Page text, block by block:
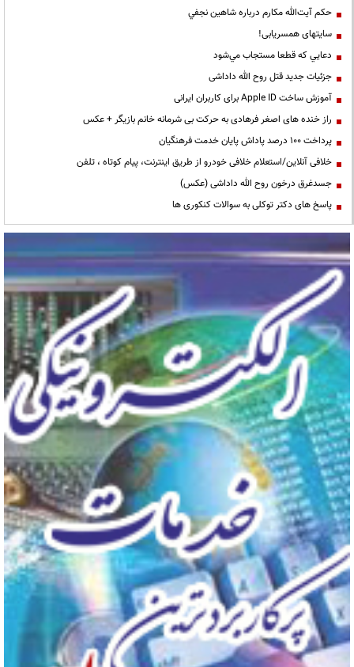
حكم آيت‌الله مكارم درباره شاهين نجفي
سایتهای همسریابی!
دعايي كه قطعا مستجاب مي‌شود
جزئیات جدید قتل روح الله داداشی
آموزش ساخت Apple ID برای کاربران ایرانی
راز خنده های اصغر فرهادی به حرکت بی شرمانه خانم بازیگر + عکس
پرداخت ۱۰۰ درصد پاداش پایان خدمت فرهنگیان
خلافی آنلاین/استعلام خلافی خودرو از طریق اینترنت، پیام کوتاه ، تلفن
جسدغرق درخون روح الله داداشی (عکس)
پاسخ های دکتر توکلی به سوالات کنکوری ها